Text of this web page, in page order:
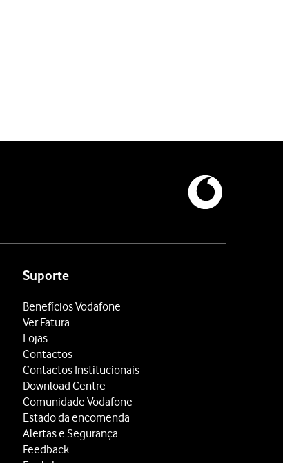
Suporte
Benefícios Vodafone
Ver Fatura
Lojas
Contactos
Contactos Institucionais
Download Centre
Comunidade Vodafone
Estado da encomenda
Alertas e Segurança
Feedback